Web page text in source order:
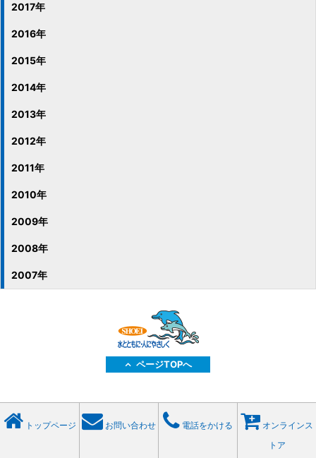
2017年
2016年
2015年
2014年
2013年
2012年
2011年
2010年
2009年
2008年
2007年
ページTOPへ
トップページ お問い合わせ 電話をかける
オンラインス
トア